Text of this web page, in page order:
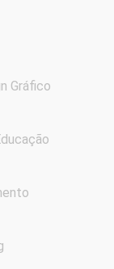
Gráfico